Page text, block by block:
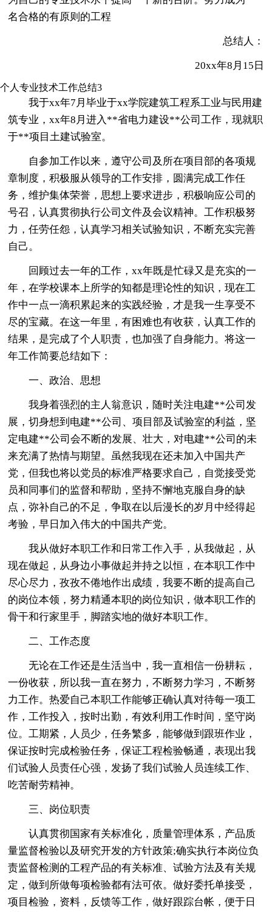
名合格的有原则的工程
总结人：
20xx年8月15日
个人专业技术工作总结3
我于xx年7月毕业于xx学院建筑工程系工业与民用建
筑专业，xx年8月进入**省电力建设**公司工作，现就职
于**项目土建试验室。
自参加工作以来，遵守公司及所在项目部的各项规
章制度，积极服从领导的工作安排，圆满完成工作任
务，维护集体荣誉，思想上要求进步，积极响应公司的
号召，认真贯彻执行公司文件及会议精神。工作积极努
力，任劳任怨，认真学习相关试验知识，不断充实完善
自己。
回顾过去一年的工作，xx年既是忙碌又是充实的一
年，在学校课本上所学的知都是理论性的知识，现在工
作中一点一滴积累起来的实践经验，才是我一生享受不
尽的宝藏。在这一年里，有困难也有收获，认真工作的
结果，是完成了个人职责，也加强了自身能力。将这一
年工作简要总结如下：
一、政治、思想
我身着强烈的主人翁意识，随时关注电建**公司发
展，切身想到电建**公司、项目部及试验室的利益，坚
定电建**公司会不断的发展、壮大，对电建**公司的未
来充满了热情与期望。虽然我现在还未加入中国共产
党，但我也将以党员的标准严格要求自己，自觉接受党
员和同事们的监督和帮助，坚持不懈地克服自身的缺
点，弥补自己的不足，争取在以后漫长的岁月中经得起
考验，早日加入伟大的中国共产党。
我从做好本职工作和日常工作入手，从我做起，从
现在做起，从身边小事做起并持之以恒，在本职工作中
尽心尽力，孜孜不倦地作出成绩，我要不断的提高自己
的岗位本领，努力精通本职的岗位知识，做本职工作的
骨干和行家里手，脚踏实地的做好本职工作。
二、工作态度
无论在工作还是生活当中，我一直相信一份耕耘，
一份收获，所以我一直在努力，不断努力学习，不断努
力工作。热爱自己本职工作能够正确认真对待每一项工
作，工作投入，按时出勤，有效利用工作时间，坚守岗
位。工期紧，人员少，任务繁多，能够做到跟班作业，
保证按时完成检验任务，保证工程检验畅通，表现出我
们试验人员责任心强，发扬了我们试验人员连续工作、
吃苦耐劳精神。
三、岗位职责
认真贯彻国家有关标准化，质量管理体系，产品质
量监督检验以及研究开发的方针政策;确实执行本岗位负
责监督检测的工程产品的有关标准、试验方法及有关规
定，做到所做每项检验都有法可依。做好委托单接受，
项目检验，资料，反馈等工作，做好跟踪台帐，便于日